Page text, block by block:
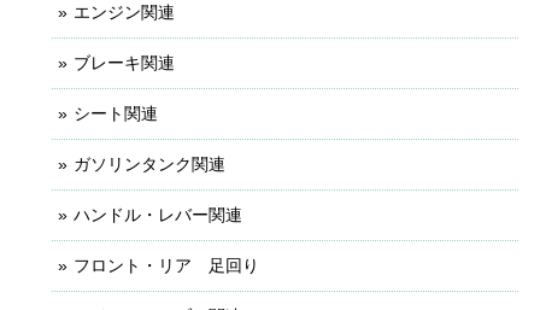
エンジン関連
ブレーキ関連
シート関連
ガソリンタンク関連
ハンドル・レバー関連
フロント・リア 足回り